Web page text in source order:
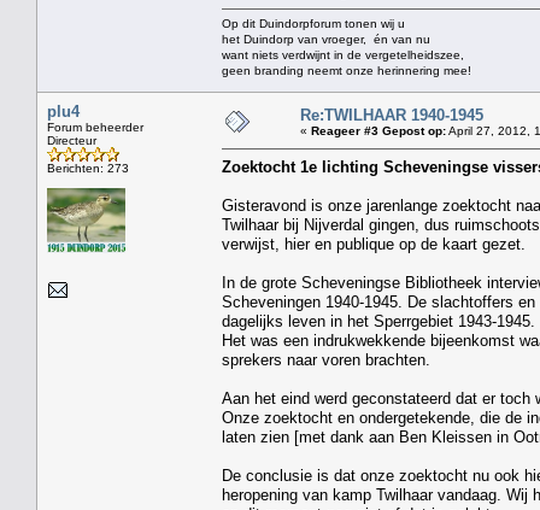
Op dit Duindorpforum tonen wij u
het Duindorp van vroeger, én van nu
want niets verdwijnt in de vergetelheidszee,
geen branding neemt onze herinnering mee!
plu4
Forum beheerder
Directeur
Berichten: 273
Re:TWILHAAR 1940-1945
« Reageer #3 Gepost op:April 27, 2012,
Zoektocht 1e lichting Scheveningse
Gisteravond is onze jarenlange zoektocht
Twilhaar bij Nijverdal gingen, dus
verwijst, hier en publique op de kaart gezet.
In de grote Scheveningse Bibliotheek
Scheveningen 1940-1945. De slachtoffers
dagelijks leven in het Sperrgebiet 1943-
Het was een indrukwekkende bijeenkomst
sprekers naar voren brachten.
Aan het eind werd geconstateerd dat er toch
Onze zoektocht en ondergetekende, die de
laten zien [met dank aan Ben Kleissen in
De conclusie is dat onze zoektocht nu ook
heropening van kamp Twilhaar vandaag. Wij